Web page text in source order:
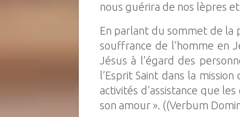
nous guérira de nos lèpres
En parlant du sommet de la
souffrance de l’homme en
Jésus à l’égard des
l’Esprit Saint dans la
activités d’assistance que
son amour ». ((Verbum